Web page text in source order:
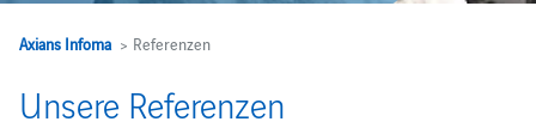
Axians Infoma> Referenzen
Unsere Referenzen